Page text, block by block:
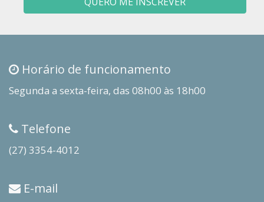
Horário de funcionamento
Segunda a sexta-feira, das 08h00 às 18h00
Telefone
(27) 3354-4012
E-mail